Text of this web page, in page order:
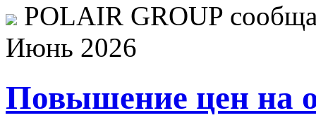
POLAIR GROUP
Июнь 2026
Повышение цен на